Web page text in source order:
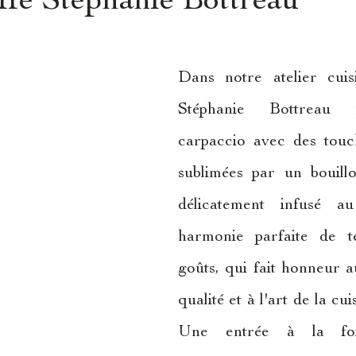
Dans notre atelier
Stéphanie Bottreau
carpaccio avec des
sublimées par un
délicatement infusé
harmonie parfaite de
goûts, qui fait honneur
qualité et à l'art de la
Une entrée à la